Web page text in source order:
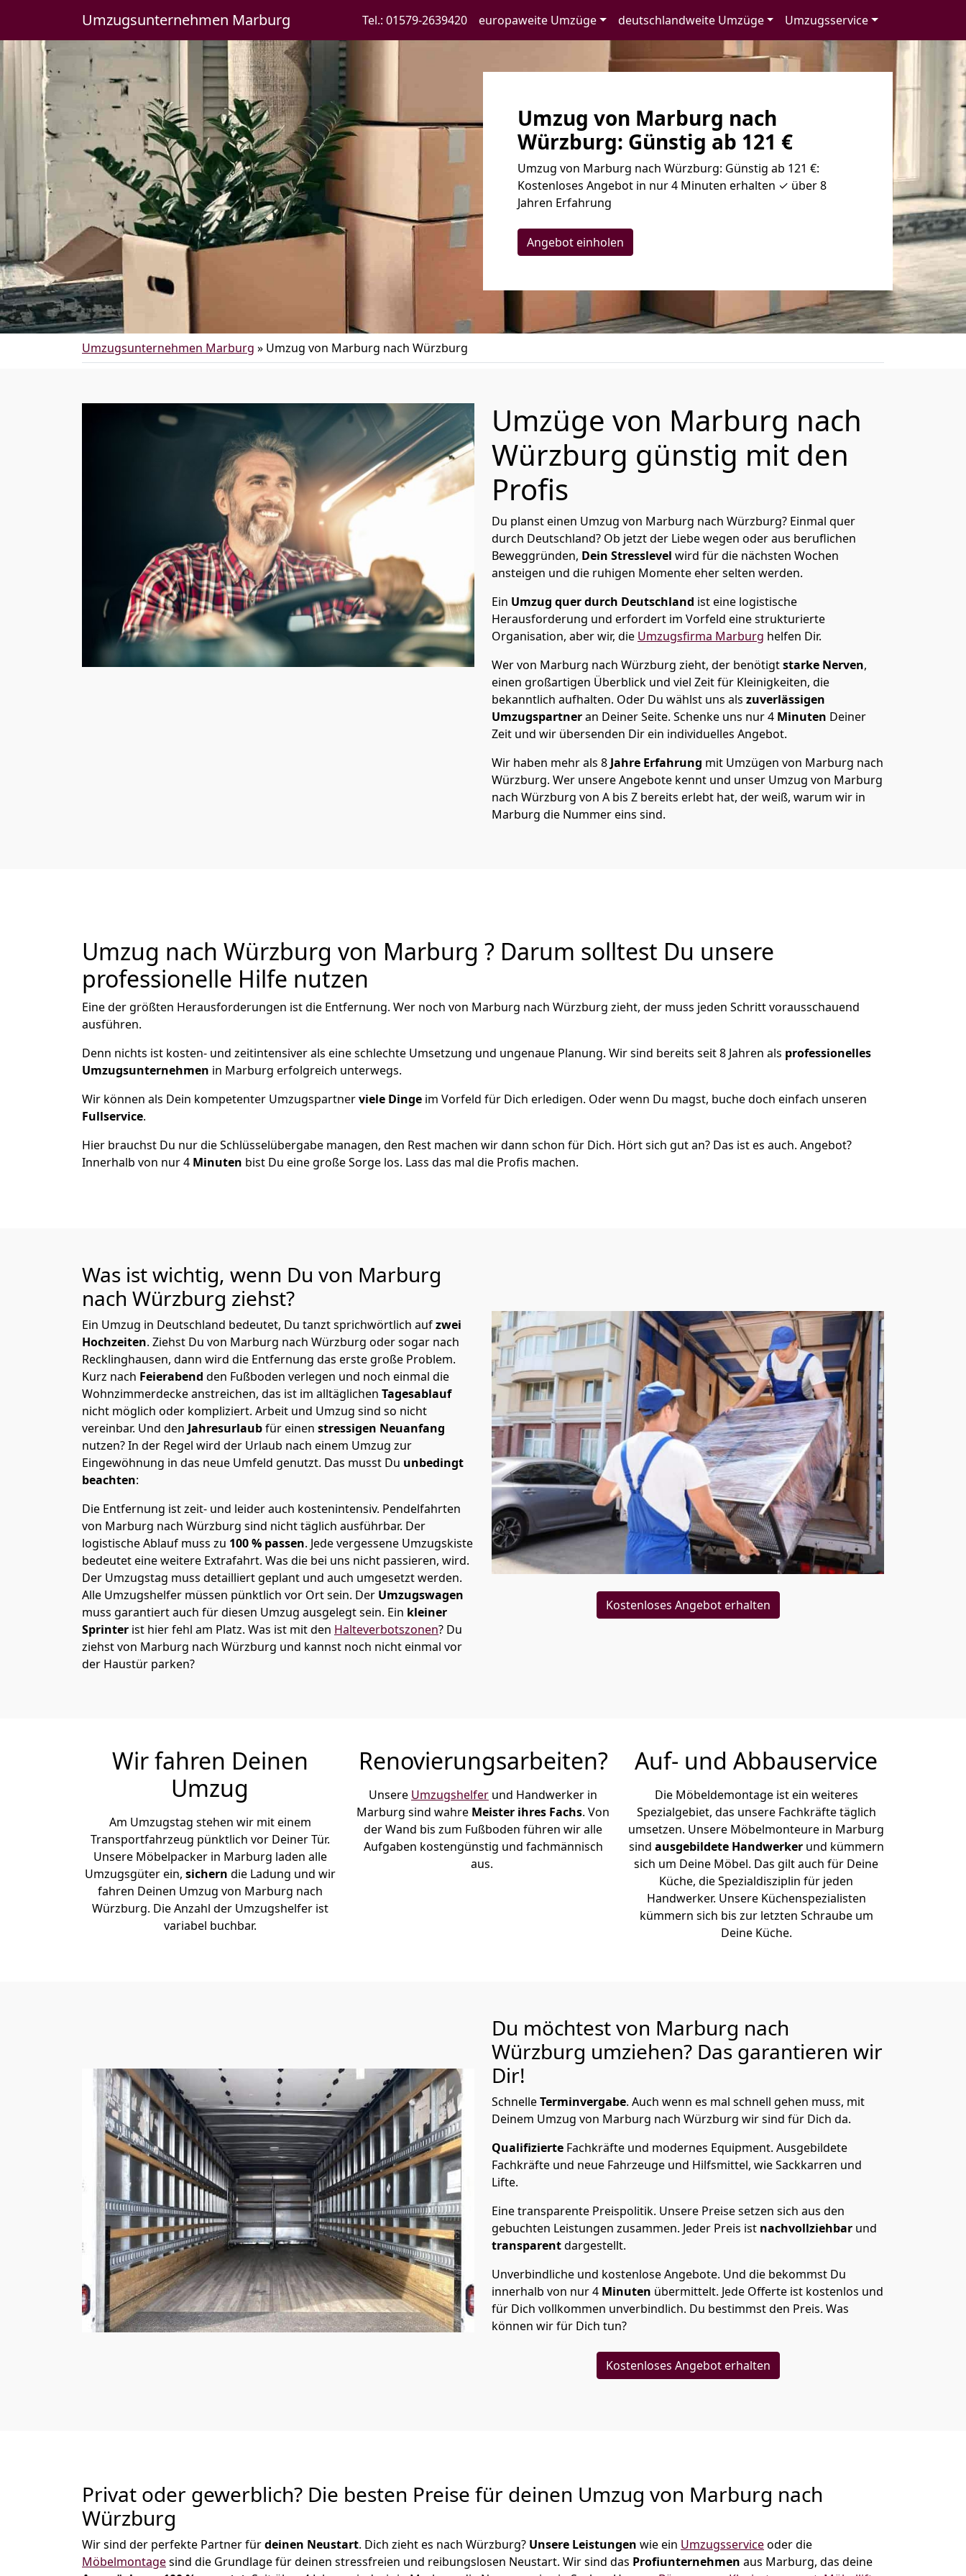
Umzugsunternehmen Marburg Tel.: 01579-2639420 europaweite Umzüge deutschlandweite Umzüge Umzugsservice
Umzug von Marburg nach
Würzburg: Günstig ab 121 €
Umzug von Marburg nach Würzburg: Günstig ab 121 €:
Kostenloses Angebot in nur 4 Minuten erhalten ✓ über 8
Jahren Erfahrung
Angebot einholen
Umzugsunternehmen Marburg » Umzug von Marburg nach Würzburg
Umzüge von Marburg nach
Würzburg günstig mit den
Profis
Du planst einen Umzug von Marburg nach Würzburg? Einmal quer
durch Deutschland? Ob jetzt der Liebe wegen oder aus beruflichen
Beweggründen, Dein Stresslevel wird für die nächsten Wochen
ansteigen und die ruhigen Momente eher selten werden.
Ein Umzug quer durch Deutschland ist eine logistische
Herausforderung und erfordert im Vorfeld eine strukturierte
Organisation, aber wir, die Umzugsfirma Marburg helfen Dir.
Wer von Marburg nach Würzburg zieht, der benötigtstarke Nerven,
einen großartigen Überblick und viel Zeit für Kleinigkeiten, die
bekanntlich aufhalten. Oder Du wählst uns als zuverlässigen
Umzugspartneran Deiner Seite. Schenke uns nur4 Minuten Deiner
Zeit und wir übersenden Dir ein individuelles Angebot.
Wir haben mehr als 8 Jahre Erfahrung mit Umzügen von Marburg nach
Würzburg. Wer unsere Angebote kennt und unser Umzug von Marburg
nach Würzburg von A bis Z bereits erlebt hat, der weiß, warum wir in
Marburg die Nummer eins sind.
Umzug nach Würzburg von Marburg ? Darum solltest Du unsere
professionelle Hilfe nutzen
Eine der größten Herausforderungen ist die Entfernung. Wer noch von Marburg nach Würzburg zieht, der muss jeden Schritt vorausschauend
ausführen.
Denn nichts ist kosten- und zeitintensiver als eine schlechte Umsetzung und ungenaue Planung. Wir sind bereits seit 8 Jahren als professionelles
Umzugsunternehmen in Marburg erfolgreich unterwegs.
Wir können als Dein kompetenter Umzugspartnerviele Dinge im Vorfeld für Dich erledigen. Oder wenn Du magst, buche doch einfach unseren
Fullservice.
Hier brauchst Du nur die Schlüsselübergabe managen, den Rest machen wir dann schon für Dich. Hört sich gut an? Das ist es auch. Angebot?
Innerhalb von nur 4 Minuten bist Du eine große Sorge los. Lass das mal die Profis machen.
Was ist wichtig, wenn Du von Marburg
nach Würzburg ziehst?
Ein Umzug in Deutschland bedeutet, Du tanzt sprichwörtlich aufzwei
Hochzeiten. Ziehst Du von Marburg nach Würzburg oder sogar nach
Recklinghausen, dann wird die Entfernung das erste große Problem.
Kurz nach Feierabend den Fußboden verlegen und noch einmal die
Wohnzimmerdecke anstreichen, das ist im alltäglichen Tagesablauf
nicht möglich oder kompliziert. Arbeit und Umzug sind so nicht
vereinbar. Und den Jahresurlaubfür einen stressigen Neuanfang
nutzen? In der Regel wird der Urlaub nach einem Umzug zur
Eingewöhnung in das neue Umfeld genutzt. Das musst Du unbedingt
beachten:
Die Entfernung ist zeit- und leider auch kostenintensiv. Pendelfahrten
von Marburg nach Würzburg sind nicht täglich ausführbar. Der
logistische Ablauf muss zu 100 % passen. Jede vergessene Umzugskiste
bedeutet eine weitere Extrafahrt. Was die bei uns nicht passieren, wird.
Der Umzugstag muss detailliert geplant und auch umgesetzt werden.
Alle Umzugshelfer müssen pünktlich vor Ort sein. Der Umzugswagen
muss garantiert auch für diesen Umzug ausgelegt sein. Ein kleiner
Sprinter ist hier fehl am Platz. Was ist mit den Halteverbotszonen? Du
ziehst von Marburg nach Würzburg und kannst noch nicht einmal vor
der Haustür parken?
Kostenloses Angebot erhalten
Wir fahren Deinen
Umzug
Am Umzugstag stehen wir mit einem
Transportfahrzeug pünktlich vor Deiner Tür.
Unsere Möbelpacker in Marburg laden alle
Umzugsgüter ein, sichern die Ladung und wir
fahren Deinen Umzug von Marburg nach
Würzburg. Die Anzahl der Umzugshelfer ist
variabel buchbar.
Renovierungsarbeiten?
Unsere Umzugshelfer und Handwerker in
Marburg sind wahre Meister ihres Fachs. Von
der Wand bis zum Fußboden führen wir alle
Aufgaben kostengünstig und fachmännisch
aus.
Auf- und Abbauservice
Die Möbeldemontage ist ein weiteres
Spezialgebiet, das unsere Fachkräfte täglich
umsetzen. Unsere Möbelmonteure in Marburg
sind ausgebildete Handwerker und kümmern
sich um Deine Möbel. Das gilt auch für Deine
Küche, die Spezialdisziplin für jeden
Handwerker. Unsere Küchenspezialisten
kümmern sich bis zur letzten Schraube um
Deine Küche.
Du möchtest von Marburg nach
Würzburg umziehen? Das garantieren wir
Dir!
SchnelleTerminvergabe. Auch wenn es mal schnell gehen muss, mit
Deinem Umzug von Marburg nach Würzburg wir sind für Dich da.
Qualifizierte Fachkräfte und modernes Equipment. Ausgebildete
Fachkräfte und neue Fahrzeuge und Hilfsmittel, wie Sackkarren und
Lifte.
Eine transparente Preispolitik. Unsere Preise setzen sich aus den
gebuchten Leistungen zusammen. Jeder Preis ist nachvollziehbar und
transparentdargestellt.
Unverbindliche und kostenlose Angebote. Und die bekommst Du
innerhalb von nur4 Minuten übermittelt. Jede Offerte ist kostenlos und
für Dich vollkommen unverbindlich. Du bestimmst den Preis. Was
können wir für Dich tun?
Kostenloses Angebot erhalten
Privat oder gewerblich? Die besten Preise für deinen Umzug von Marburg nach
Würzburg
Wir sind der perfekte Partner fürdeinen Neustart. Dich zieht es nach Würzburg? Unsere Leistungen wie ein Umzugsserviceoder die
Möbelmontagesind die Grundlage für deinen stressfreien und reibungslosen Neustart. Wir sind das Profiunternehmen aus Marburg, das deine